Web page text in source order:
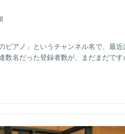
ピアノ」というチャンネル名で、最近
数名だった登録者数が、まだまだです